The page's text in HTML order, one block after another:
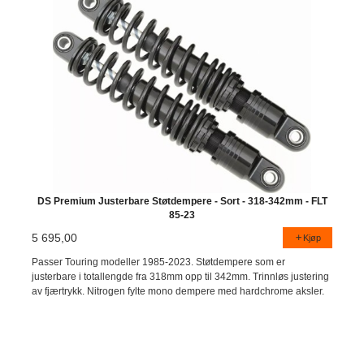
DS Premium Justerbare Støtdempere - Sort - 318-342mm - FLT
85-23
5 695,00 Kjøp
Passer Touring modeller 1985-2023. Støtdempere som er
justerbare i totallengde fra 318mm opp til 342mm. Trinnløs justering
av fjærtrykk. Nitrogen fylte mono dempere med hardchrome aksler.